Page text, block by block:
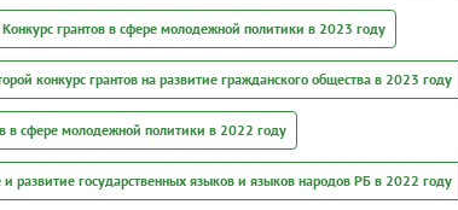
Конкурс грантов в сфере молодежной политики в 2023 году
конкурс грантов на развитие гражданского общества в 2023 году
в сфере молодежной политики в 2022 году
и развитие государственных языков и языков народов РБ в 2022 году